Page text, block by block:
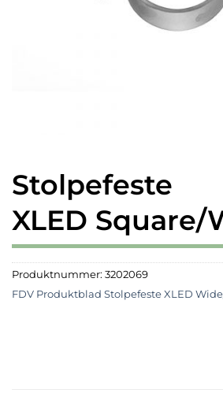
Stolpefeste
XLED Square/
Produktnummer: 3202069
FDV Produktblad Stolpefeste XLED